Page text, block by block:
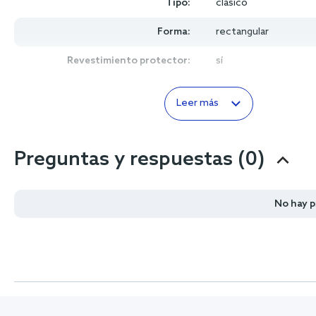
Tipo: clásico
Forma: rectangular
Revestimiento protector: sí
Leer más
Preguntas y respuestas (0)
No hay